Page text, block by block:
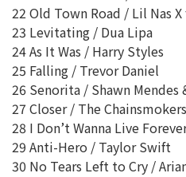
22 Old Town Road / Lil Nas
23 Levitating / Dua Lipa
24 As It Was / Harry Styles
25 Falling / Trevor Daniel
26 Senorita / Shawn Mendes
27 Closer / The Chainsmokers
28 I Don’t Wanna Live
29 Anti-Hero / Taylor Swift
30 No Tears Left to Cry /